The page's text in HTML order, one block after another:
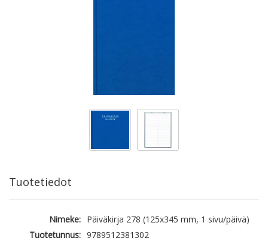
Tuotetiedot
Nimeke: Päiväkirja 278 (125x345 mm, 1 sivu/päivä)
Tuotetunnus: 9789512381302